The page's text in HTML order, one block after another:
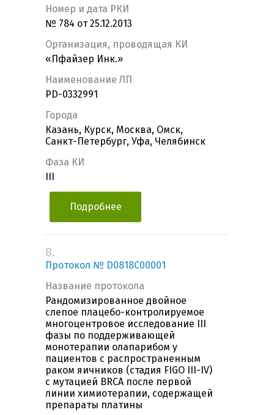
Номер и дата РКИ
№ 784 от 25.12.2013
Организация, проводящая КИ
«Пфайзер Инк.»
Наименование ЛП
PD-0332991
Города
Казань, Курск, Москва, Омск,
Санкт-Петербург, Уфа, Челябинск
Фаза КИ
Подробнее
8.
Протокол № D0818C00001
Название протокола
Рандомизированное двойное
слепое плацебо-контролируемое
многоцентровое исследование III
фазы по поддерживающей
монотерапии олапарибом у
пациентов с распространенным
раком яичников (стадия FIGO III-IV)
с мутацией BRCA после первой
линии химиотерапии, содержащей
препараты платины